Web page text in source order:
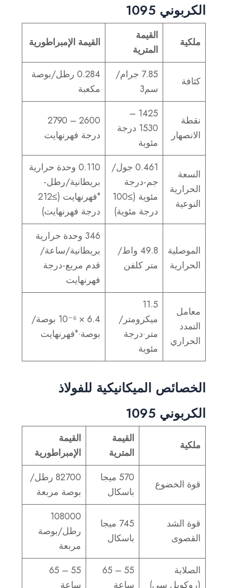
الكربوني 1095
ملكية
القيمة
المترية
القيمة الإمبراطورية
كثافة
7.85 جرام/
سم3
0.284 رطل/بوصة
مكعبة
نقطة
الانصهار
1425 –
1530 درجة
مئوية
2600 – 2790
درجة فهرنهايت
السعة
الحرارية
النوعية
0.461 جول/
جم-درجة
مئوية (≥100
درجة مئوية)
0.110 وحدة حرارية
بريطانية/رطل-
°فهرنهايت (≥212
درجة فهرنهايت)
الموصلية
الحرارية
49.8 واط/
متر كلفن
346 وحدة حرارية
بريطانية/ساعة/
قدم مربع-درجة
فهرنهايت
معامل
التمدد
الحراري
11.5
ميكرومتر/
متر·درجة
مئوية
6.4 × 10⁻⁶ بوصة/
بوصة·°فهرنهايت
الخصائص الميكانيكية للفولاذ
الكربوني 1095
ملكية
القيمة
المترية
القيمة
الإمبراطورية
قوة الخضوع
570 ميجا
باسكال
82700 رطل/
بوصة مربعة
قوة الشد
القصوى
745 ميجا
باسكال
108000
رطل/بوصة
مربعة
الصلابة
(روكويل سي)
55 – 65
ساعة
55 – 65
ساعة